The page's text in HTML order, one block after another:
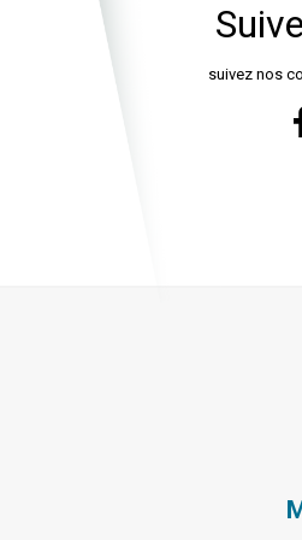
suivez nos